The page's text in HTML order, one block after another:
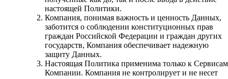
настоящей Политики.
Компания, понимая важность и ценность Данных,
заботится о соблюдении конституционных прав
граждан Российской Федерации и граждан других
государств, Компания обеспечивает надежную
защиту Данных.
Настоящая Политика применима только к Сервисам
Компании. Компания не контролирует и не несет